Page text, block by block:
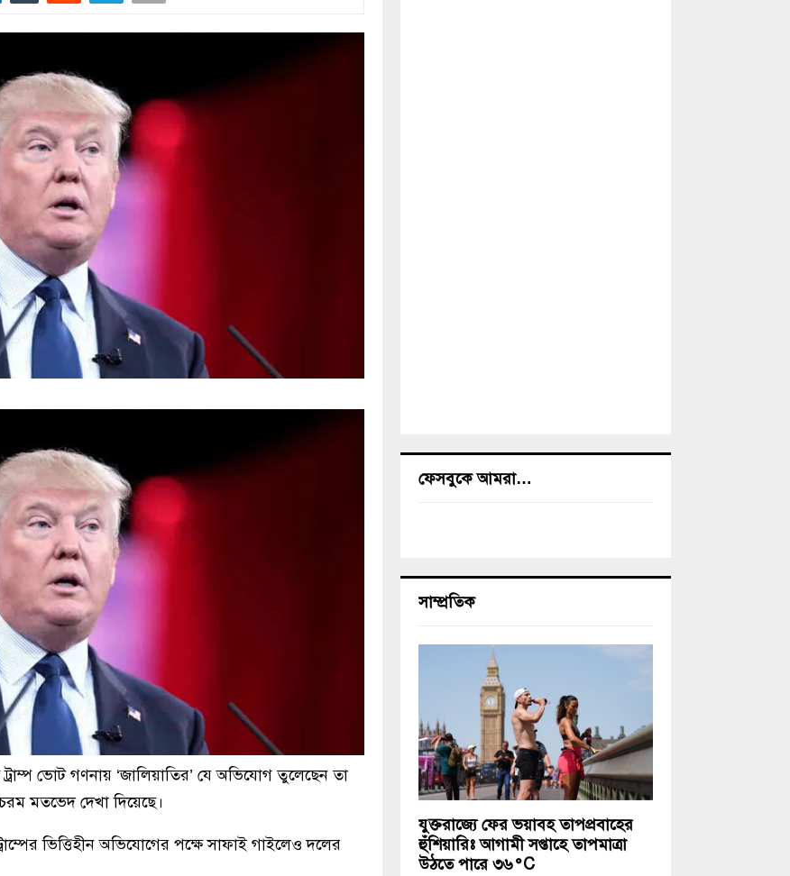
ট্রাম্প ভোট গণনায় ‘জালিয়াতির’ যে অভিযোগ তুলেছেন তা
মতভেদ দেখা দিয়েছে।
ভিত্তিহীন অভিযোগের পক্ষে সাফাই গাইলেও দলের
ফেসবুকে আমরা…
সাম্প্রতিক
যুক্তরাজ্যে ফের ভয়াবহ তাপপ্রবাহের
হুঁশিয়ারিঃ আগামী সপ্তাহে তাপমাত্রা
উঠতে পারে ৩৬°C